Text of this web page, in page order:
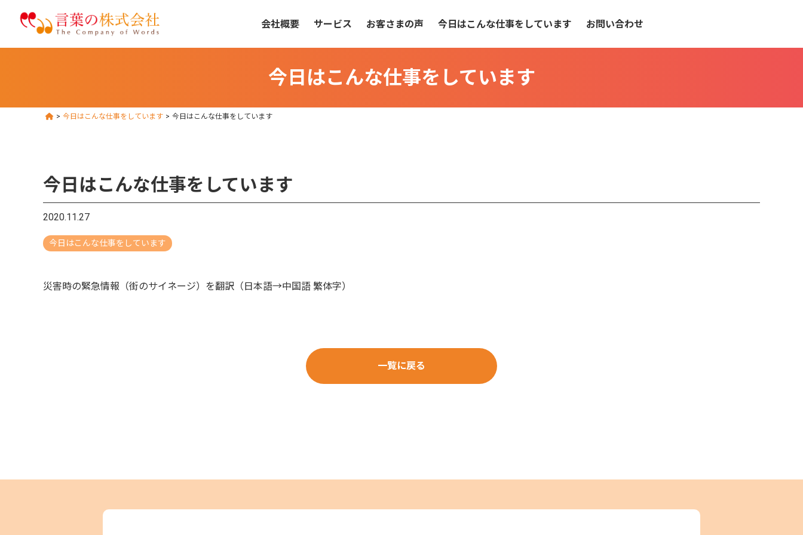
会社概要 サービス お客さまの声 今日はこんな仕事をしています お問い合わせ
今日はこんな仕事をしています
> 今日はこんな仕事をしています > 今日はこんな仕事をしています
今日はこんな仕事をしています
2020.11.27
今日はこんな仕事をしています
災害時の緊急情報（街のサイネージ）を翻訳（日本語→中国語 繁体字）
一覧に戻る